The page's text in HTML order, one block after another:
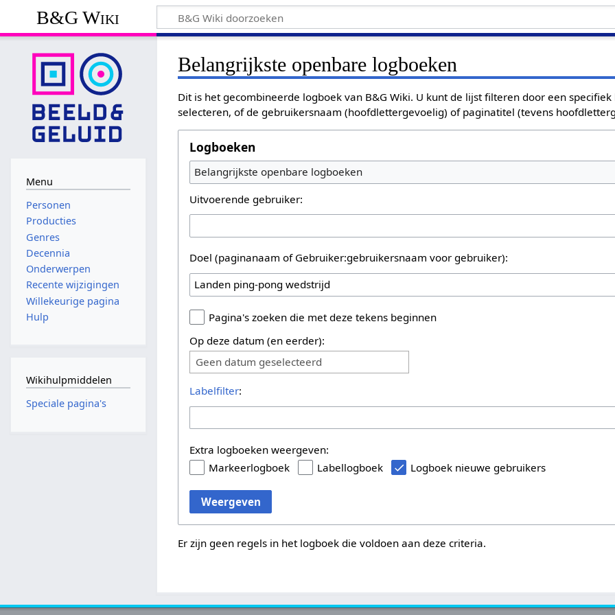
B&G Wiki
Belangrijkste openbare logboeken
Dit is het gecombineerde logboek van B&G Wiki. U kunt de lijst filteren door een
selecteren, of de gebruikersnaam (hoofdlettergevoelig) of paginatitel (tevens
Logboeken
Belangrijkste openbare logboeken
Uitvoerende gebruiker:
Doel (paginanaam of Gebruiker:gebruikersnaam voor gebruiker):
Pagina's zoeken die met deze tekens beginnen
Op deze datum (en eerder):
Geen datum geselecteerd
Labelfilter:
Extra logboeken weergeven:
Markeerlogboek
Labellogboek Logboek nieuwe gebruikers
Weergeven
Er zijn geen regels in het logboek die voldoen aan deze criteria.
Menu
Personen
Producties
Genres
Decennia
Onderwerpen
Recente wijzigingen
Willekeurige pagina
Hulp
Wikihulpmiddelen
Speciale pagina's